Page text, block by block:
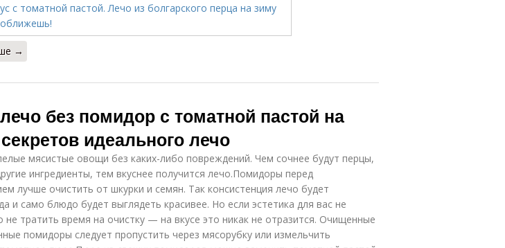
→
без помидор с томатной пастой на
идеального лечо
мясистые овощи без каких-либо повреждений. Чем сочнее будут перцы,
ингредиенты, тем вкуснее получится лечо.Помидоры перед
лучше очистить от шкурки и семян. Так консистенция лечо будет
и само блюдо будет выглядеть красивее. Но если эстетика для вас не
тратить время на очистку — на вкусе это никак не отразится. Очищенные
помидоры следует пропустить через мясорубку или измельчить